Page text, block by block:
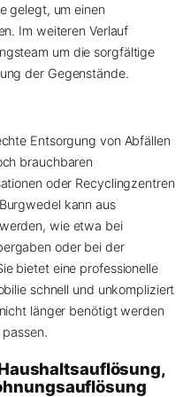
gelegt, um einen
Im weiteren Verlauf
um die sorgfältige
der Gegenstände.
Entsorgung von Abfällen
brauchbaren
oder Recyclingzentren
kann aus
wie etwa bei
oder bei der
bietet eine professionelle
schnell und unkompliziert
länger benötigt werden